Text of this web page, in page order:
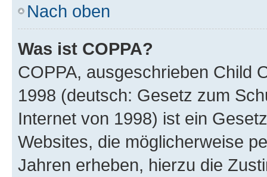
Nach oben
Was ist COPPA?
COPPA, ausgeschrieben Child
1998 (deutsch: Gesetz zum
Internet von 1998) ist ein
Websites, die möglicherweise
Jahren erheben, hierzu die